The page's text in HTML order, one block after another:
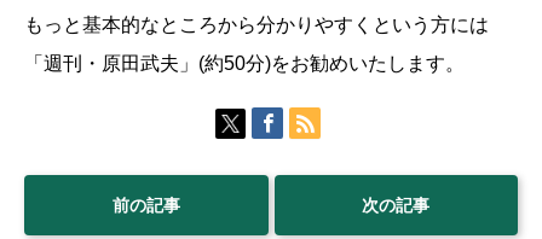
もっと基本的なところから分かりやすくという方には
「週刊・原田武夫」(約50分)をお勧めいたします。
前の記事 次の記事